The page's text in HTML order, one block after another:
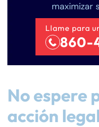
maximizar
Llame para
860-
No espere
acción